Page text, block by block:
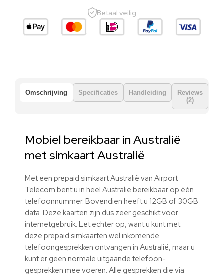
Betaal veilig
Omschrijving Specificaties Handleiding
Reviews
(2)
Mobiel bereikbaar in Australië
met simkaart Australië
Met een prepaid simkaart Australië van Airport
Telecom bent u in heel Australië bereikbaar op één
telefoonnummer. Bovendien heeft u 12GB of 30GB
data. Deze kaarten zijn dus zeer geschikt voor
internetgebruik. Let echter op, want u kunt met
deze prepaid simkaarten wel inkomende
telefoongesprekken ontvangen in Australië, maar u
kunt er geen normale uitgaande telefoon-
gesprekken mee voeren. Alle gesprekken die via